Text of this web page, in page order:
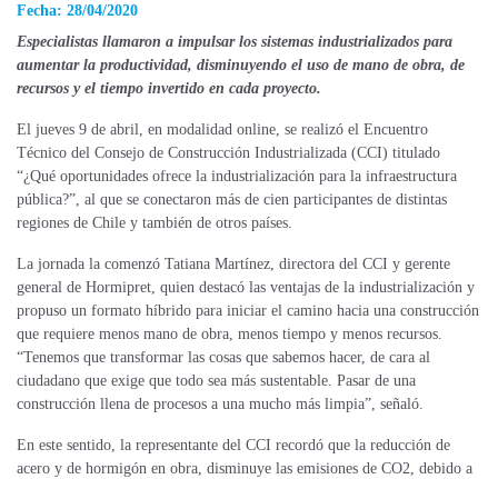
Fecha: 28/04/2020
Especialistas llamaron a impulsar los sistemas industrializados para
aumentar la productividad, disminuyendo el uso de mano de obra, de
recursos y el tiempo invertido en cada proyecto.
El jueves 9 de abril, en modalidad online, se realizó el Encuentro
Técnico del Consejo de Construcción Industrializada (CCI) titulado
“¿Qué oportunidades ofrece la industrialización para la infraestructura
pública?”, al que se conectaron más de cien participantes de distintas
regiones de Chile y también de otros países.
La jornada la comenzó Tatiana Martínez, directora del CCI y gerente
general de Hormipret, quien destacó las ventajas de la industrialización y
propuso un formato híbrido para iniciar el camino hacia una construcción
que requiere menos mano de obra, menos tiempo y menos recursos.
“Tenemos que transformar las cosas que sabemos hacer, de cara al
ciudadano que exige que todo sea más sustentable. Pasar de una
construcción llena de procesos a una mucho más limpia”, señaló.
En este sentido, la representante del CCI recordó que la reducción de
acero y de hormigón en obra, disminuye las emisiones de CO2, debido a